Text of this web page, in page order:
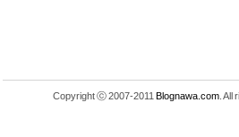
Copyright ⓒ 2007-2011 Blognawa.com .